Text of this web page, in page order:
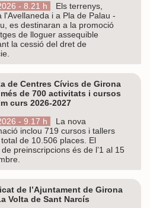
- 8.21 h
Els terrenys,
l'Avellaneda i a Pla de Palau -
es destinaran a la promoció
de lloguer assequible
la cessió del dret de
de Centres Cívics de Girona
de 700 activitats i cursos
curs 2026-2027
- 9.17 h
La nova
inclou 719 cursos i tallers
de 10.506 places. El
preinscripcions és de l’1 al 15
de l’Ajuntament de Girona
Volta de Sant Narcís